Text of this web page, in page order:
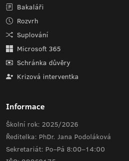
Bakaláři
Rozvrh
Suplování
Microsoft 365
Schránka důvěry
Krizová interventka
Informace
Školní rok: 2025/2026
Ředitelka: PhDr. Jana Podoláková
Sekretariát: Po–Pá 8:00–14:00